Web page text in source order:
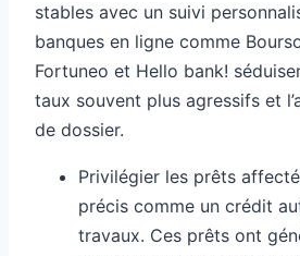
stables avec un suivi
banques en ligne comme
Fortuneo et Hello bank!
taux souvent plus agressifs et
de dossier.
Privilégier les prêts
précis comme un crédit
travaux. Ces prêts ont